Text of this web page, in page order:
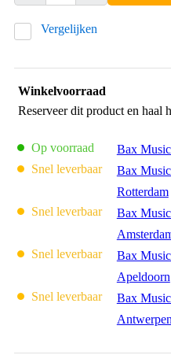
Vergelijken
Winkelvoorraad
Reserveer dit product en haal
Op voorraad Bax
Snel leverbaar
Bax
Rotterdam
Snel leverbaar
Bax
Snel leverbaar
Bax
Apeldoorn
Snel leverbaar
Bax
Antwerpen